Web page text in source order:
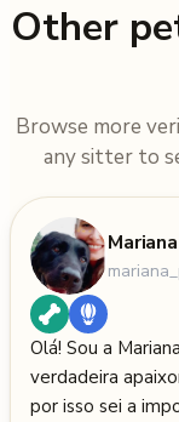
Other
Browse more
any sitter to
Mariana
Olá! Sou a
verdadeira
por isso sei a